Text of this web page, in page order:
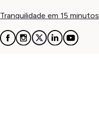
Tranquilidade em 15 minutos